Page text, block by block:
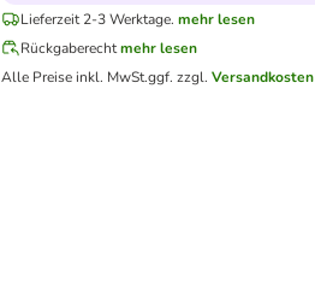
Lieferzeit 2-3 Werktage. mehr lesen
Rückgaberechtmehr lesen
Alle Preise inkl. MwSt.ggf. zzgl. Versandkosten